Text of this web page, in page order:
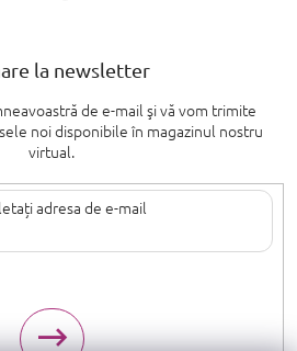
la newsletter
de e-mail şi vă vom trimite
noi disponibile în magazinul nostru
virtual.